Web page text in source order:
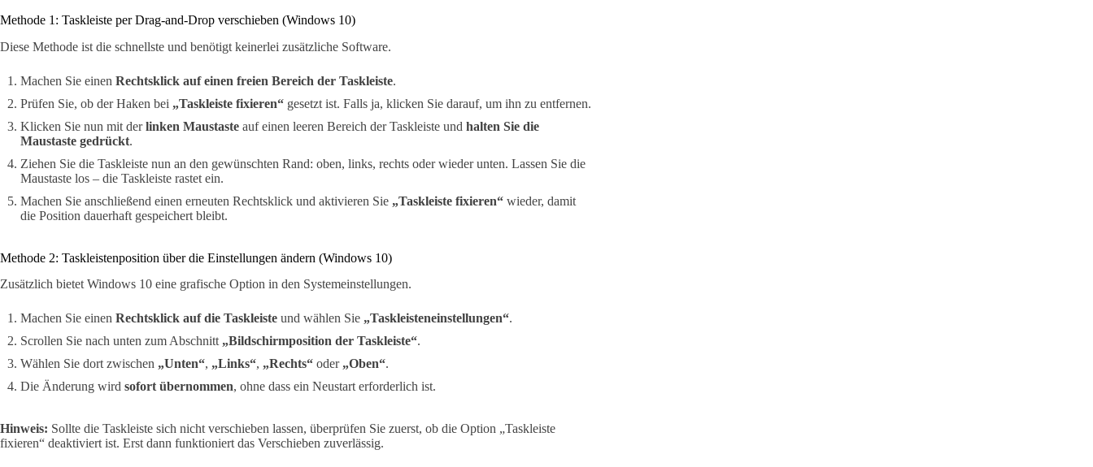
Methode 1: Taskleiste per Drag-and-Drop verschieben (Windows 10)
Diese Methode ist die schnellste und benötigt keinerlei zusätzliche Software.
Machen Sie einen Rechtsklick auf einen freien Bereich der Taskleiste.
Prüfen Sie, ob der Haken bei „Taskleiste fixieren“ gesetzt ist. Falls ja, klicken Sie darauf, um ihn zu entfernen.
Klicken Sie nun mit derlinken Maustaste auf einen leeren Bereich der Taskleiste und halten Sie die
Maustaste gedrückt.
Ziehen Sie die Taskleiste nun an den gewünschten Rand: oben, links, rechts oder wieder unten. Lassen Sie die
Maustaste los – die Taskleiste rastet ein.
Machen Sie anschließend einen erneuten Rechtsklick und aktivieren Sie „Taskleiste fixieren“ wieder, damit
die Position dauerhaft gespeichert bleibt.
Methode 2: Taskleistenposition über die Einstellungen ändern (Windows 10)
Zusätzlich bietet Windows 10 eine grafische Option in den Systemeinstellungen.
Machen Sie einen Rechtsklick auf die Taskleiste und wählen Sie „Taskleisteneinstellungen“.
Scrollen Sie nach unten zum Abschnitt „Bildschirmposition der Taskleiste“.
Wählen Sie dort zwischen „Unten“, „Links“, „Rechts“ oder „Oben“.
Die Änderung wird sofort übernommen, ohne dass ein Neustart erforderlich ist.
Hinweis: Sollte die Taskleiste sich nicht verschieben lassen, überprüfen Sie zuerst, ob die Option „Taskleiste
fixieren“ deaktiviert ist. Erst dann funktioniert das Verschieben zuverlässig.